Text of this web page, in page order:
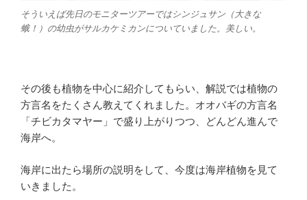
そういえば先日のモニターツアーではシンジュサン（大きな
蛾！）の幼虫がサルカケミカンについていました。美しい。
その後も植物を中心に紹介してもらい、解説では植物の
方言名をたくさん教えてくれました。オオバギの方言名
「チビカタマヤー」で盛り上がりつつ、どんどん進んで
海岸へ。
海岸に出たら場所の説明をして、今度は海岸植物を見て
いきました。